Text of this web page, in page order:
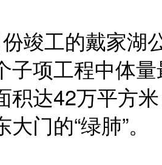
工的戴家湖
子项工程中体
积达42万平方
门的“绿肺”。